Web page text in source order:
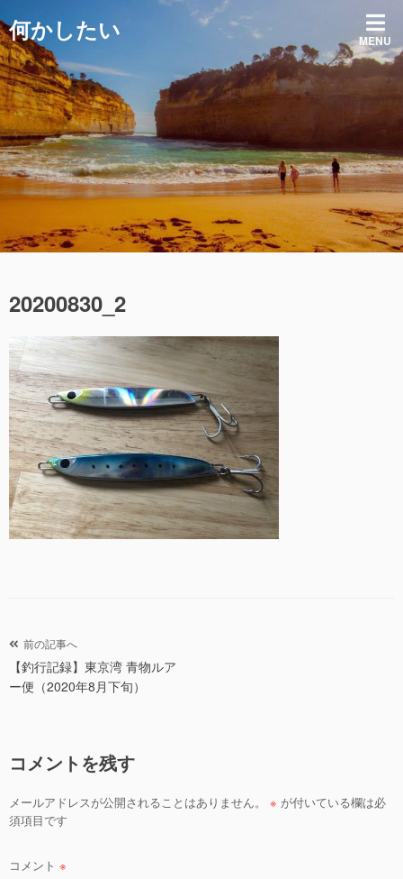
ン
テ
ン
ツ
へ
ス
キ
ッ
プ
何かしたい MENU
20200830_2
投
稿
ナ
ー
シ
ョ
前の記事へ
【釣行記録】東京湾 青物ルア
ー便（2020年8月下旬）
コメントを残す
メールアドレスが公開されることはありません。 ※ が付いている欄は必
須項目です
コメント ※